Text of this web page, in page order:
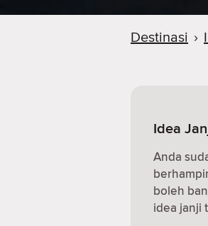
Destinasi ›
Idea
Anda
boleh
idea janji